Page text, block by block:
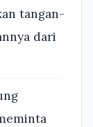
tangan-
dari